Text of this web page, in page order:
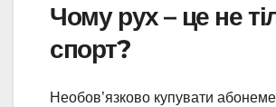
Чому рух – це не
спорт?
Необов’язково купувати